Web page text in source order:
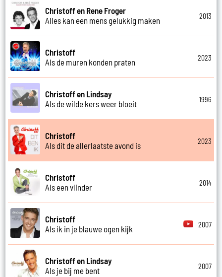
Christoff en Rene Froger
Alles kan een mens gelukkig maken
2013
Christoff
Als de muren konden praten
2023
Christoff en Lindsay
Als de wilde kers weer bloeit
1996
Christoff
Als dit de allerlaatste avond is
2023
Christoff
Als een vlinder
2014
Christoff
Als ik in je blauwe ogen kijk
2007
Christoff en Lindsay
Als je bij me bent
2007